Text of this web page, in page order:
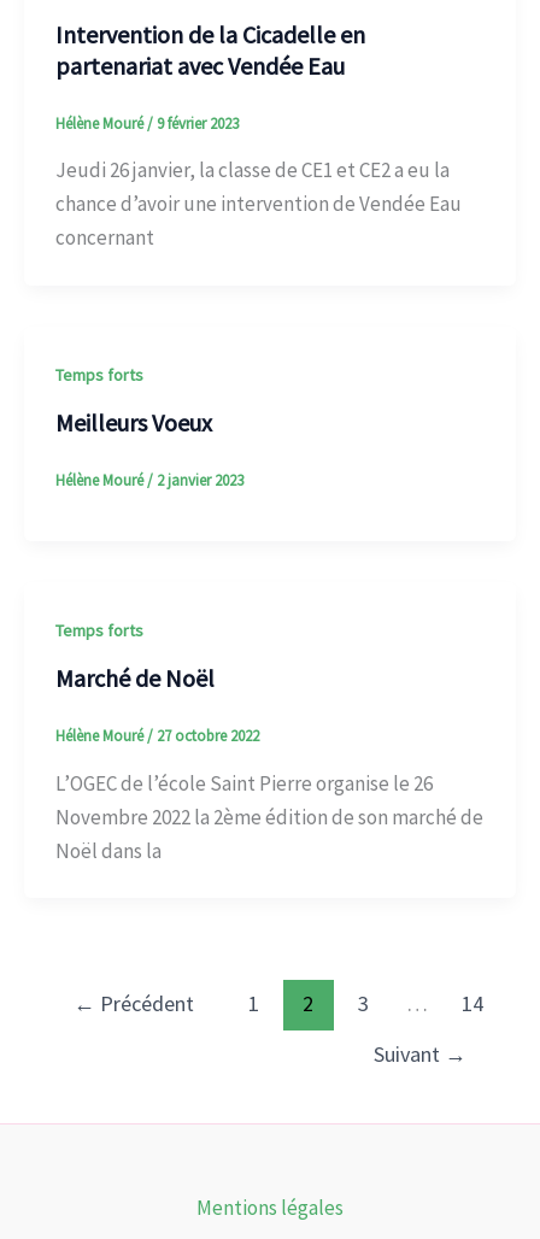
Intervention de la Cicadelle en
partenariat avec Vendée Eau
Hélène Mouré/ 9 février 2023
Jeudi 26 janvier, la classe de CE1 et CE2 a eu la
chance d’avoir une intervention de Vendée Eau
concernant
Temps forts
Meilleurs Voeux
Hélène Mouré/ 2 janvier 2023
Temps forts
Marché de Noël
Hélène Mouré/ 27 octobre 2022
L’OGEC de l’école Saint Pierre organise le 26
Novembre 2022 la 2ème édition de son marché de
Noël dans la
← Précédent 1 2 3 …
14
Suivant →
Mentions légales